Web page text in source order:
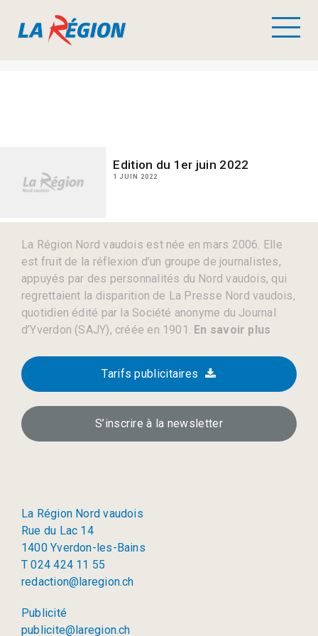
Edition du 1er juin 2022
1 JUIN 2022
La Région Nord vaudois est née en mars 2006. Elle
est fruit de la réflexion d’un groupe de journalistes,
appuyés par des personnalités du Nord vaudois, qui
regrettaient la disparition de La Presse Nord vaudois,
quotidien édité par la Société anonyme du Journal
d’Yverdon (SAJY), créée en 1901. En savoir plus
Tarifs publicitaires
S’inscrire à la newsletter
La Région Nord vaudois
Rue du Lac 14
1400 Yverdon-les-Bains
T 024 424 11 55
redaction@laregion.ch
Publicité
publicite@laregion.ch